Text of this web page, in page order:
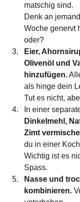
matschig sind.
Denk an
Woche genervt
oder?
Eier,
Olivenöl und
hinzufügen.
als hinge dein
Tut es nicht,
In einer
Dinkelmehl,
Zimt
du in einer
Wichtig ist es
Spass.
Nasse und
kombinieren.